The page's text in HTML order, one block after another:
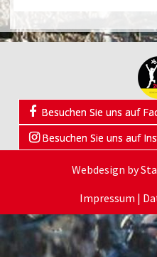
Besuchen Sie uns auf
Besuchen Sie uns auf
Webdesign by
Impressum |